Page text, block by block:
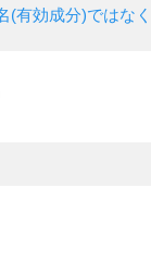
(有効成分)ではなく